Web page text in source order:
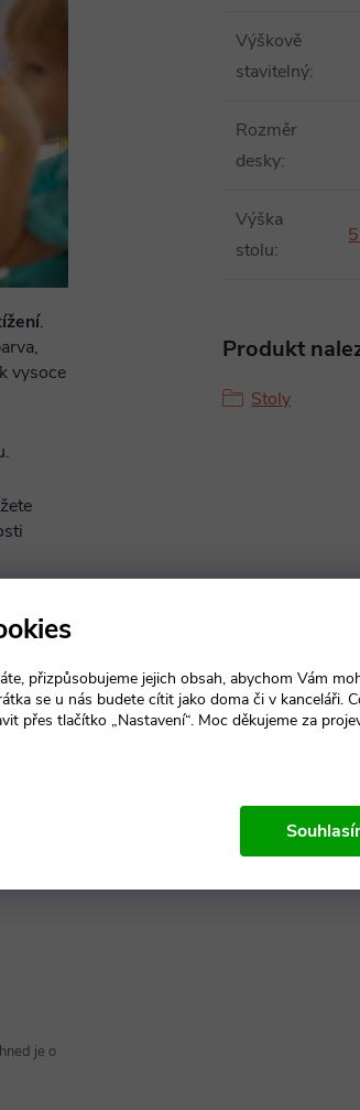
přizpůsobujeme jejich obsah, abychom Vám
se u nás budete cítit jako doma či v kanceláři.
přes tlačítko „Nastavení“. Moc děkujeme za
.
vysoce
je o
Výškově
stavitelný:
Rozměr
desky:
Výška
stolu:
Produkt
Stoly